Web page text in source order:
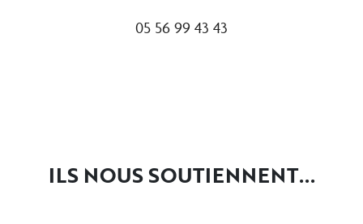
05 56 99 43 43
ILS NOUS SOUTIENNENT...